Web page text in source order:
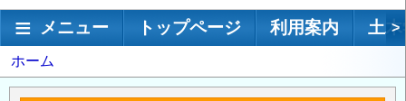
ン
移
索
メインナビゲーション
メニュー トップページ 利用案内 土 >
パ
ン
ホーム